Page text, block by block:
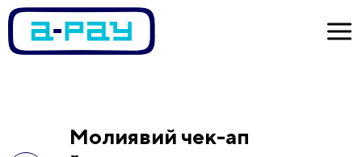
Молиявий чек-ап